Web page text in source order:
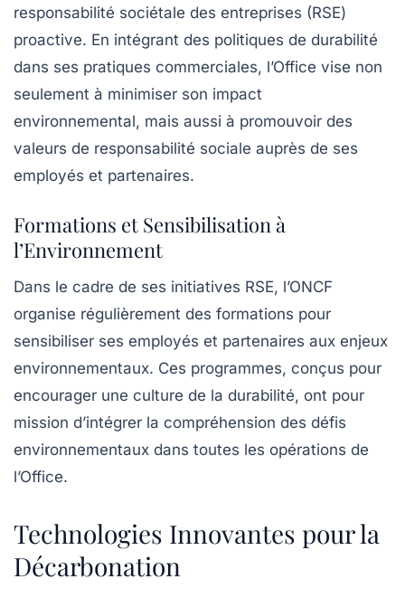
responsabilité sociétale des entreprises (RSE)
proactive. En intégrant des politiques de durabilité
dans ses pratiques commerciales, l’Office vise non
seulement à minimiser son impact
environnemental, mais aussi à promouvoir des
valeurs de responsabilité sociale auprès de ses
employés et partenaires.
Formations et Sensibilisation à
l’Environnement
Dans le cadre de ses initiatives RSE, l’ONCF
organise régulièrement des formations pour
sensibiliser ses employés et partenaires aux enjeux
environnementaux. Ces programmes, conçus pour
encourager une culture de la durabilité, ont pour
mission d’intégrer la compréhension des défis
environnementaux dans toutes les opérations de
l’Office.
Technologies Innovantes pour la
Décarbonation